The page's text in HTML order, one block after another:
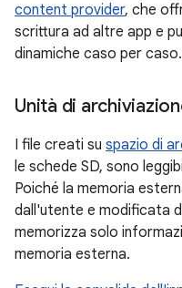
content provider, che
scrittura ad altre app e
dinamiche caso per caso.
Unità di
I file creati su spazio di
le schede SD, sono
Poiché la memoria
dall'utente e modificata
memorizza solo
memoria esterna.